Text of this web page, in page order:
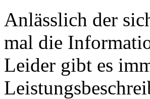
Anlässlich der
mal die
Leider gibt es